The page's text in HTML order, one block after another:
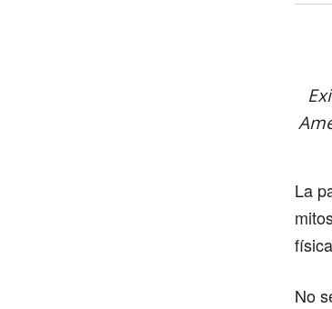
La
No